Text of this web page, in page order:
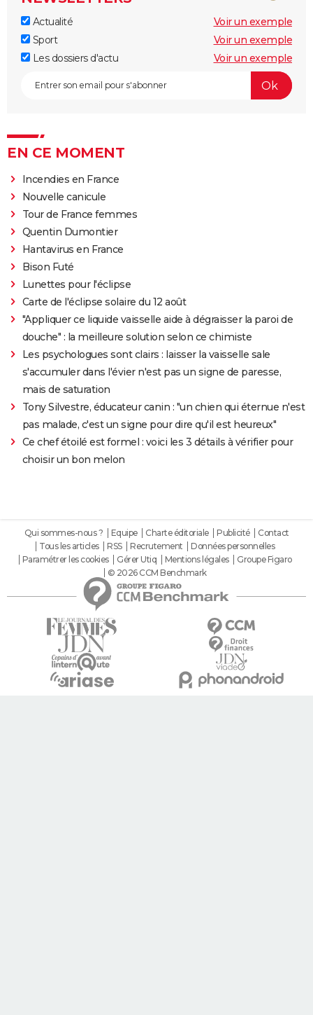
Actualité
Voir un exemple
Sport
Voir un exemple
Les dossiers d'actu
Voir un exemple
EN CE MOMENT
Incendies en France
Nouvelle canicule
Tour de France femmes
Quentin Dumontier
Hantavirus en France
Bison Futé
Lunettes pour l'éclipse
Carte de l'éclipse solaire du 12 août
"Appliquer ce liquide vaisselle aide à dégraisser la paroi de
douche" : la meilleure solution selon ce chimiste
Les psychologues sont clairs : laisser la vaisselle sale
s'accumuler dans l'évier n'est pas un signe de paresse,
mais de saturation
Tony Silvestre, éducateur canin : "un chien qui éternue n'est
pas malade, c'est un signe pour dire qu'il est heureux"
Ce chef étoilé est formel : voici les 3 détails à vérifier pour
choisir un bon melon
Qui sommes-nous ? Equipe Charte éditoriale Publicité
Contact
Tous les articles
RSS Recrutement
Données personnelles
Paramétrer les cookies
Gérer Utiq Mentions légales
Groupe Figaro
© 2026 CCM Benchmark